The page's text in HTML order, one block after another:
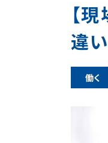
【
違い
働く